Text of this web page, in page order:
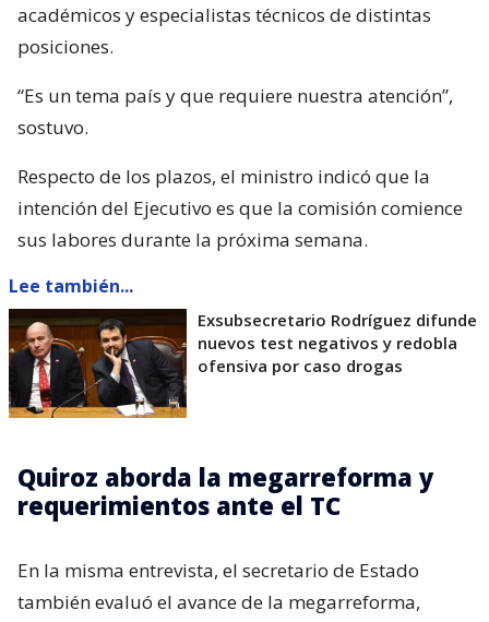
académicos y especialistas técnicos de distintas
posiciones.
“Es un tema país y que requiere nuestra atención”,
sostuvo.
Respecto de los plazos, el ministro indicó que la
intención del Ejecutivo es que la comisión comience
sus labores durante la próxima semana.
Lee también...
Exsubsecretario Rodríguez difunde
nuevos test negativos y redobla
ofensiva por caso drogas
Quiroz aborda la megarreforma y
requerimientos ante el TC
En la misma entrevista, el secretario de Estado
también evaluó el avance de la megarreforma,